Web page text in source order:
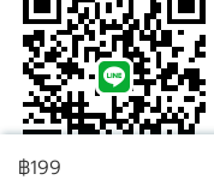
฿199